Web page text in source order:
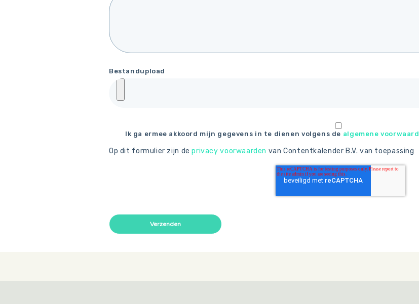
Bestandupload
Ik ga ermee akkoord mijn gegevens in te dienen volgens de algemene
Op dit formulier zijn deprivacy voorwaarden van Contentkalender B.V. van toepassing